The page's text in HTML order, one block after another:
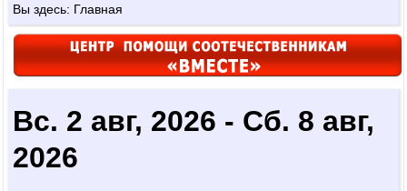
Вы здесь: Главная
Вс. 2 авг, 2026 - Сб. 8 авг,
2026